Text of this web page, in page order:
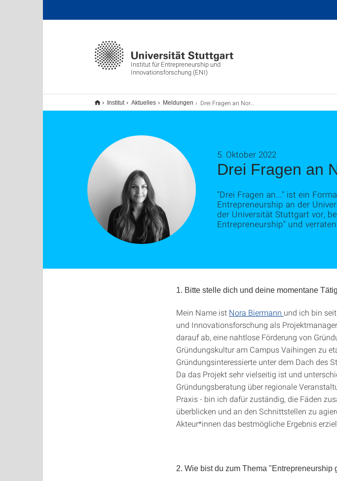
Institut für Entrepreneurship und
Innovationsforschung (ENI)
Institut Aktuelles Meldungen Drei Fragen an Nora Biermann
Drei Fragen an
5. Oktober 2022
"Drei Fragen an..." ist ein
Entrepreneurship an der
der Universität Stuttgart vor,
Entrepreneurship" und
1. Bitte stelle dich und deine momentane
Mein Name ist Nora Biermann und ich bin
und Innovationsforschung als
darauf ab, eine nahtlose Förderung von
Gründungskultur am Campus Vaihingen zu
Gründungsinteressierte unter dem Dach des
Da das Projekt sehr vielseitig ist und
Gründungsberatung über regionale
Praxis - bin ich dafür zuständig, die Fäden
überblicken und an den Schnittstellen zu
Akteur*innen das bestmögliche Ergebnis
2. Wie bist du zum Thema "Entrepreneurship